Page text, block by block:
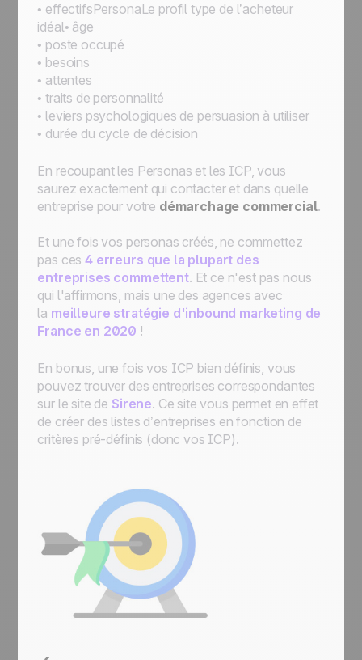
• effectifsPersonaLe profil type de l’acheteur
idéal• âge
• poste occupé
• besoins
• attentes
• traits de personnalité
• leviers psychologiques de persuasion à utiliser
• durée du cycle de décision
En recoupant les Personas et les ICP, vous
saurez exactement qui contacter et dans quelle
entreprise pour votre démarchage commercial.
Et une fois vos personas créés, ne commettez
pas ces4 erreurs que la plupart des
entreprises commettent. Et ce n'est pas nous
qui l'affirmons, mais une des agences avec
la meilleure stratégie d'inbound marketing de
France en 2020 !
En bonus, une fois vos ICP bien définis, vous
pouvez trouver des entreprises correspondantes
sur le site de Sirene. Ce site vous permet en effet
de créer des listes d’entreprises en fonction de
critères pré-définis (donc vos ICP).